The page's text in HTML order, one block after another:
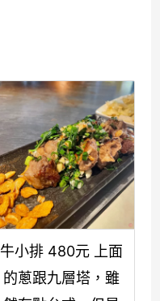
牛小排 480元 上面
的蔥跟九層塔，雖